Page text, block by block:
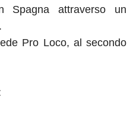
Spagna attraverso un
Pro Loco, al secondo